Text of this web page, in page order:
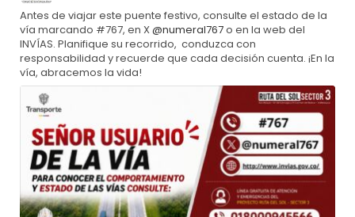
Antes de viajar este puente festivo, consulte el estado de la
vía marcando #767, en X@numeral767o en la web del
INVÍAS. Planifique su recorrido, conduzca con
responsabilidad y recuerde que cada decisión cuenta. ¡En la
vía, abracemos la vida!